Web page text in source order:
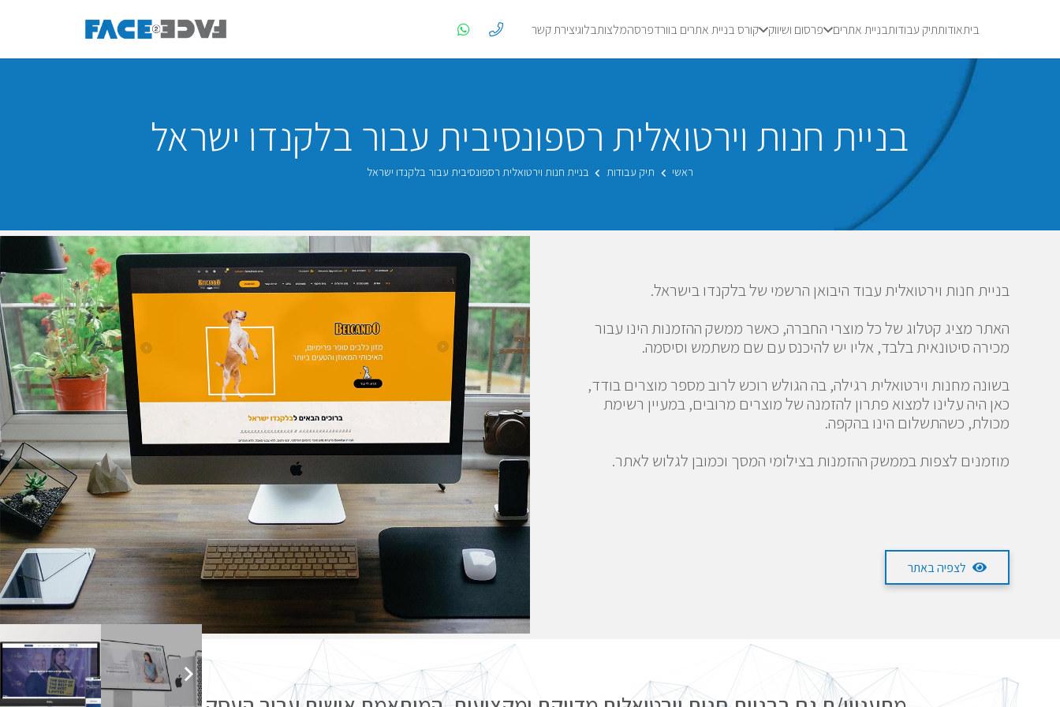
ביתאודותתיק עבודותבניית אתרים פרסום ושיווק קורס בניית אתרים בוורדפרסהמלצותבלוגיצירת קשר
בניית חנות וירטואלית רספונסיבית עבור בלקנדו ישראל
ראשי תיק עבודות בניית חנות וירטואלית רספונסיבית עבור בלקנדו ישראל
בניית חנות וירטואלית עבוד היבואן הרשמי של בלקנדו בישראל.
האתר מציג קטלוג של כל מוצרי החברה, כאשר ממשק ההזמנות הינו עבור
מכירה סיטונאית בלבד, אליו יש להיכנס עם שם משתמש וסיסמה.
בשונה מחנות וירטואלית רגילה, בה הגולש רוכש לרוב מספר מוצרים בודד,
כאן היה עלינו למצוא פתרון להזמנה של מוצרים מרובים, במעיין רשימת
מכולת, כשהתשלום הינו בהקפה.
מוזמנים לצפות בממשק ההזמנות בצילומי המסך וכמובן לגלוש לאתר.
לצפיה באתר